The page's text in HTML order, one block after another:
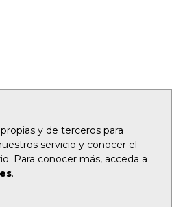
y de terceros para
servicio y conocer el
Para conocer más, acceda a
.